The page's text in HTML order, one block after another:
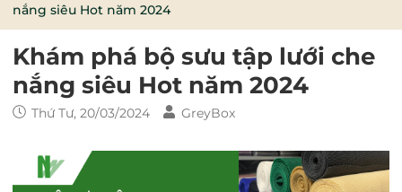
nắng siêu Hot năm 2024
Khám phá bộ sưu tập lưới che
nắng siêu Hot năm 2024
Thứ Tư, 20/03/2024 GreyBox